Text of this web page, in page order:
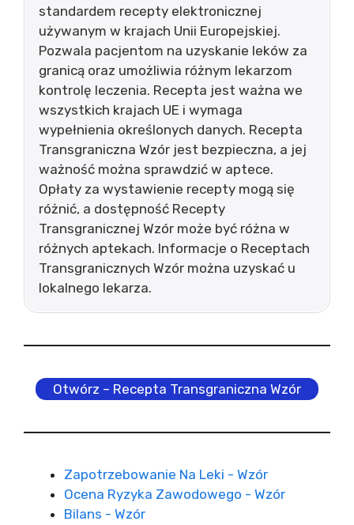
standardem recepty elektronicznej
używanym w krajach Unii Europejskiej.
Pozwala pacjentom na uzyskanie leków za
granicą oraz umożliwia różnym lekarzom
kontrolę leczenia. Recepta jest ważna we
wszystkich krajach UE i wymaga
wypełnienia określonych danych. Recepta
Transgraniczna Wzór jest bezpieczna, a jej
ważność można sprawdzić w aptece.
Opłaty za wystawienie recepty mogą się
różnić, a dostępność Recepty
Transgranicznej Wzór może być różna w
różnych aptekach. Informacje o Receptach
Transgranicznych Wzór można uzyskać u
lokalnego lekarza.
Otwórz – Recepta Transgraniczna Wzór
Zapotrzebowanie Na Leki - Wzór
Ocena Ryzyka Zawodowego - Wzór
Bilans - Wzór